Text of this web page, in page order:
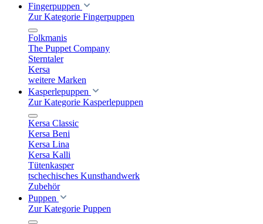
Fingerpuppen
Zur Kategorie Fingerpuppen
Folkmanis
The Puppet Company
Sterntaler
Kersa
weitere Marken
Kasperlepuppen
Zur Kategorie Kasperlepuppen
Kersa Classic
Kersa Beni
Kersa Lina
Kersa Kalli
Tütenkasper
tschechisches Kunsthandwerk
Zubehör
Puppen
Zur Kategorie Puppen